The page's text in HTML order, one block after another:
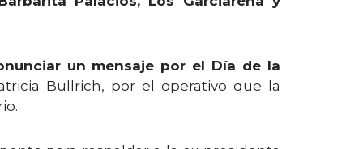
un mensaje por el Día de la
Bullrich, por el operativo que la